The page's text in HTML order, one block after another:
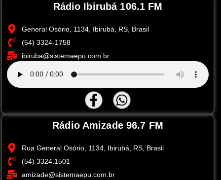
Rádio Ibirubá 106.1 FM
General Osório, 1134, Ibirubá, RS, Brasil
(54) 3324-1758
ibiruba@sistemaepu.com.br
Rádio Amizade 96.7 FM
Rua General Osório, 1134, Ibirubá, RS, Brasil
(54) 3324.1501
amizade@sistemaepu.com.br